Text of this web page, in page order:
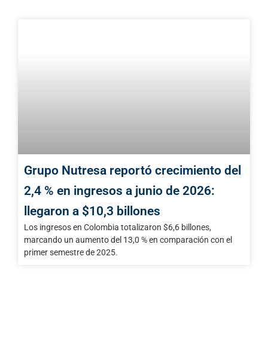
Grupo Nutresa reportó crecimiento del
2,4 % en ingresos a junio de 2026:
llegaron a $10,3 billones
Los ingresos en Colombia totalizaron $6,6 billones,
marcando un aumento del 13,0 % en comparación con el
primer semestre de 2025.